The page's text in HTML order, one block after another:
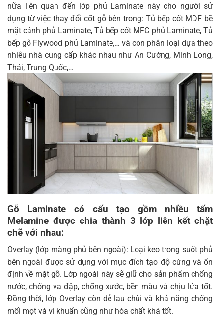
nữa liên quan đến lớp phủ Laminate này cho người sử
dụng từ việc thay đổi cốt gỗ bên trong: Tủ bếp cốt MDF bề
mặt cánh phủ Laminate, Tủ bếp cốt MFC phủ Laminate, Tủ
bếp gỗ Flywood phủ Laminate,… và còn phân loại dựa theo
nhiêu nhà cung cấp khác nhau như An Cường, Minh Long,
Thái, Trung Quốc,…
Gỗ Laminate có cấu tạo gồm nhiều tấm
Melamine được chia thành 3 lớp liên kết chặt
chẽ với nhau:
Overlay (lớp màng phủ bên ngoài): Loại keo trong suốt phủ
bên ngoài được sử dụng với mục đích tạo độ cứng và ổn
định về mặt gỗ. Lớp ngoài này sẽ giữ cho sản phẩm chống
nước, chống va đập, chống xước, bền màu và chịu lửa tốt.
Đồng thời, lớp Overlay còn dễ lau chùi và khả năng chống
mối mọt và vi khuẩn cũng như hóa chất khá tốt.